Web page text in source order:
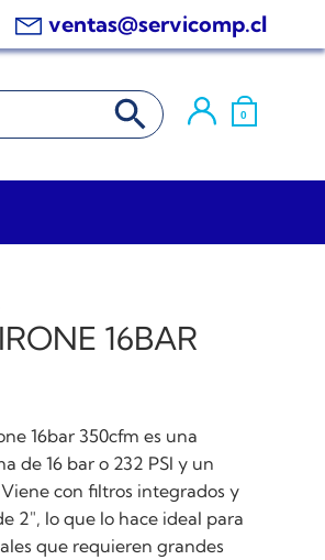
ventas@servicomp.cl
BOTÓN DE BÚSQUEDA
0
16BAR
16bar 350cfm es una
de 16 bar o 232 PSI y un
con filtros integrados y
2″, lo que lo hace ideal para
que requieren grandes